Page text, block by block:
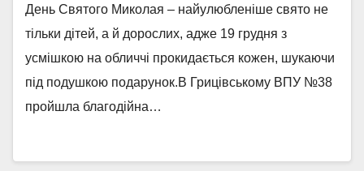
День Святого Миколая – найулюбленіше свято не
тільки дітей, а й дорослих, адже 19 грудня з
усмішкою на обличчі прокидається кожен, шукаючи
під подушкою подарунок.В Грицівському ВПУ №38
пройшла благодійна…